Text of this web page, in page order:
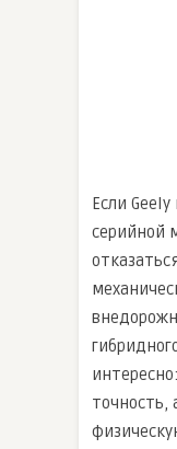
Если
серийной
точность,